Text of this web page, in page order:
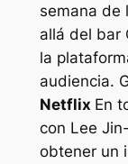
semana de
allá del bar
la
audiencia.
Netflix En
con Lee
obtener un